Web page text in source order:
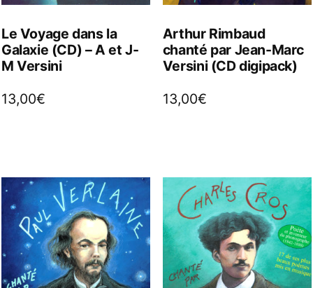
Le Voyage dans la
Galaxie (CD) – A et J-
M Versini
13,00€
Arthur Rimbaud
chanté par Jean-Marc
Versini (CD digipack)
13,00€